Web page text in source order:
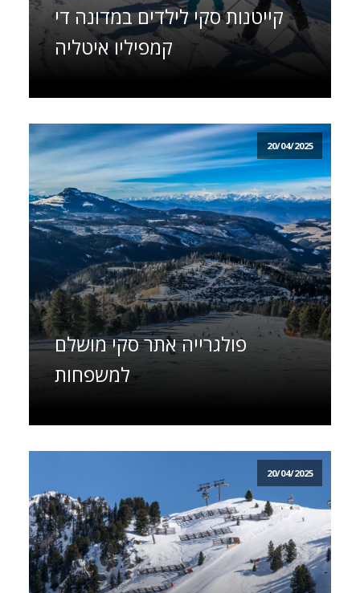
קייטנות סקי לילדים במדונה די
קמפיליו איטליה
20/04/2025
פולגרייה אתר סקי מושלם
למשפחות
20/04/2025